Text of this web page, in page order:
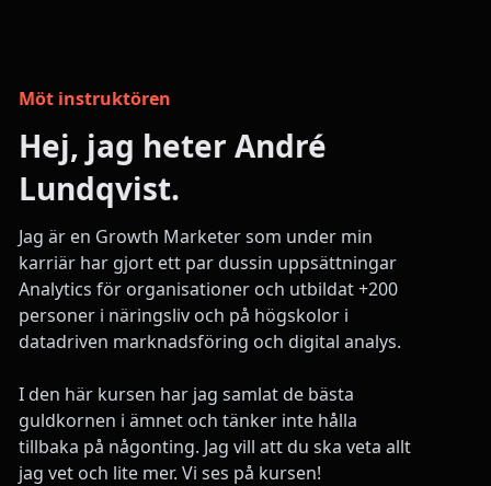
Möt instruktören
Hej, jag heter André
Lundqvist.
Jag är en Growth Marketer som under min
karriär har gjort ett par dussin uppsättningar
Analytics för organisationer och utbildat +200
personer i näringsliv och på högskolor i
datadriven marknadsföring och digital analys.
I den här kursen har jag samlat de bästa
guldkornen i ämnet och tänker inte hålla
tillbaka på någonting. Jag vill att du ska veta allt
jag vet och lite mer. Vi ses på kursen!